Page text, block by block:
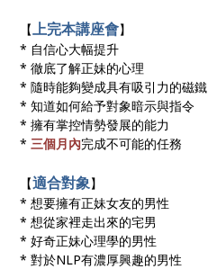
【上完本講座會】
* 自信心大幅提升
* 徹底了解正妹的心理
* 隨時能夠變成具有吸引力的磁鐵
* 知道如何給予對象暗示與指令
* 擁有掌控情勢發展的能力
* 三個月內完成不可能的任務
【適合對象】
* 想要擁有正妹女友的男性
* 想從家裡走出來的宅男
* 好奇正妹心理學的男性
* 對於NLP有濃厚興趣的男性